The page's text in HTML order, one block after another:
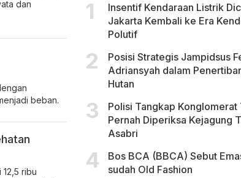
dan
beban.
ribu
Insentif Kendaraan Listrik
Jakarta Kembali ke Era
Polutif
Posisi Strategis Jampidsus
Adriansyah dalam
Hutan
Polisi Tangkap Konglomerat
Pernah Diperiksa Kejagung
Asabri
Bos BCA (BBCA) Sebut
sudah Old Fashion